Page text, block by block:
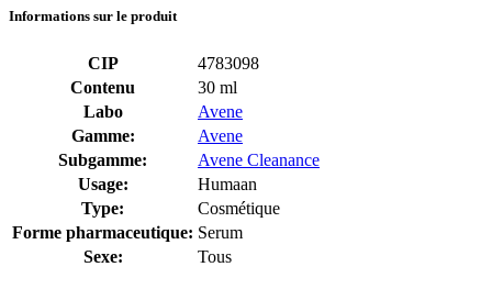
Informations sur le produit
CIP
4783098
Contenu
30 ml
Labo
Avene
Gamme:
Avene
Subgamme:
Avene Cleanance
Usage:
Humaan
Type:
Cosmétique
Forme pharmaceutique: Serum
Sexe:
Tous